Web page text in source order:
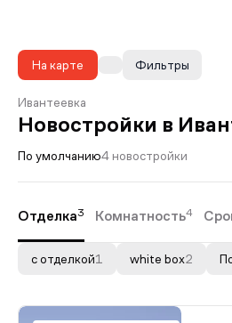
На карте Фильтры
Ивантеевка
Новостройки в
По умолчанию4 новостройки
Отделка3 Комнатность4
с отделкой1 white box2